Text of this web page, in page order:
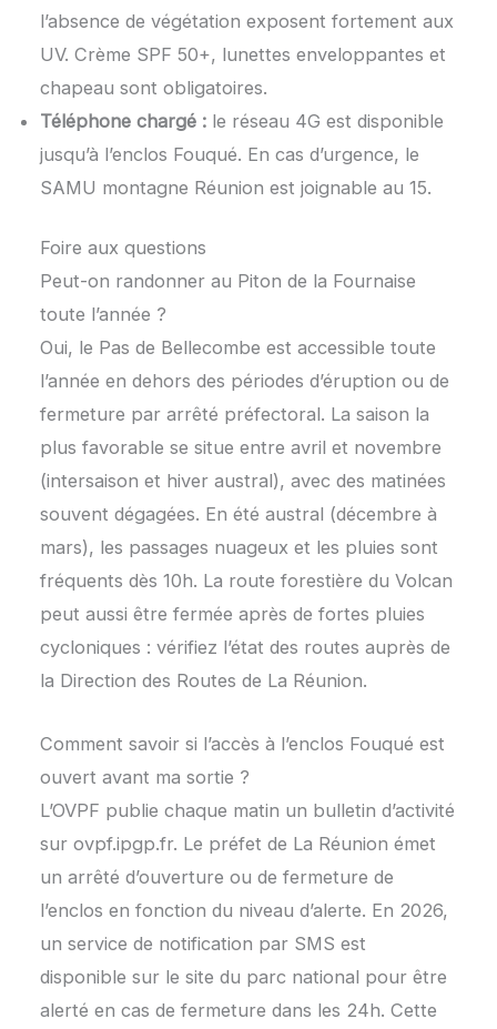
l’absence de végétation exposent fortement aux
UV. Crème SPF 50+, lunettes enveloppantes et
chapeau sont obligatoires.
Téléphone chargé : le réseau 4G est disponible
jusqu’à l’enclos Fouqué. En cas d’urgence, le
SAMU montagne Réunion est joignable au 15.
Foire aux questions
Peut-on randonner au Piton de la Fournaise
toute l’année ?
Oui, le Pas de Bellecombe est accessible toute
l’année en dehors des périodes d’éruption ou de
fermeture par arrêté préfectoral. La saison la
plus favorable se situe entre avril et novembre
(intersaison et hiver austral), avec des matinées
souvent dégagées. En été austral (décembre à
mars), les passages nuageux et les pluies sont
fréquents dès 10h. La route forestière du Volcan
peut aussi être fermée après de fortes pluies
cycloniques : vérifiez l’état des routes auprès de
la Direction des Routes de La Réunion.
Comment savoir si l’accès à l’enclos Fouqué est
ouvert avant ma sortie ?
L’OVPF publie chaque matin un bulletin d’activité
sur ovpf.ipgp.fr. Le préfet de La Réunion émet
un arrêté d’ouverture ou de fermeture de
l’enclos en fonction du niveau d’alerte. En 2026,
un service de notification par SMS est
disponible sur le site du parc national pour être
alerté en cas de fermeture dans les 24h. Cette